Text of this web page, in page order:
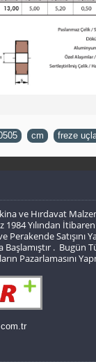
cm freze
ve Hırdavat
1984 Yılından
Perakende Satışını
Başlamıştır . Bugün
Pazarlamasını